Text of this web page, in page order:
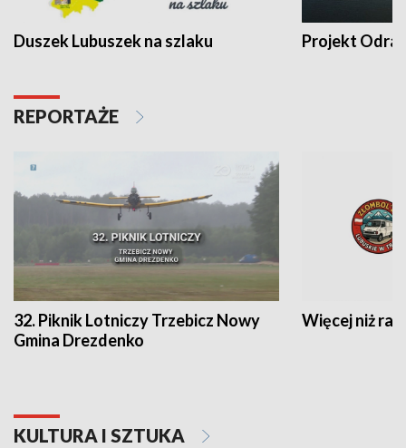
Duszek Lubuszek na szlaku Projekt Odra
REPORTAŻE
32. Piknik Lotniczy Trzebicz Nowy
Gmina Drezdenko
Więcej niż rajd
KULTURA I SZTUKA